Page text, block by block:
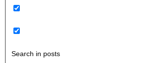
Search in posts